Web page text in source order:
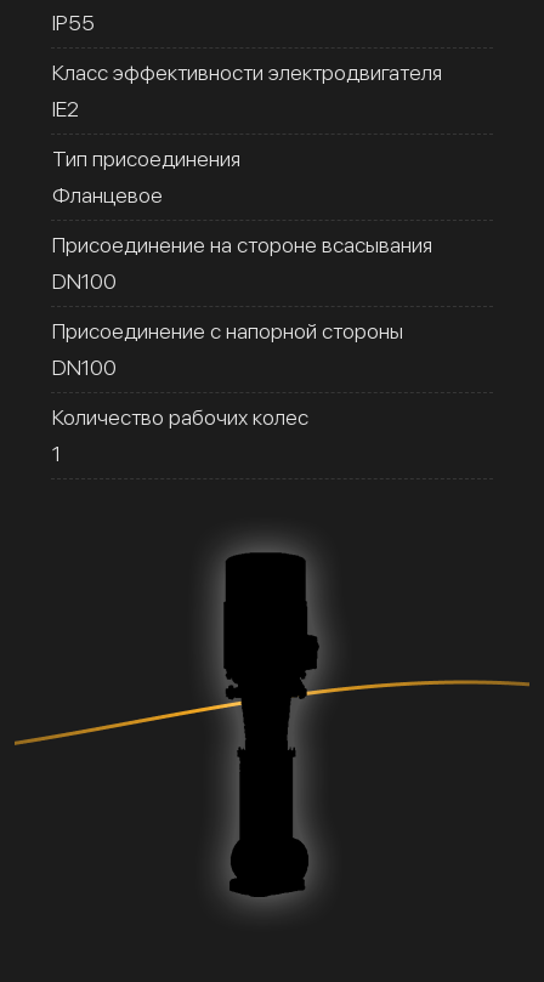
IP55
Класс эффективности электродвигателя
IE2
Тип присоединения
Фланцевое
Присоединение на стороне всасывания
DN100
Присоединение с напорной стороны
DN100
Количество рабочих колес
1